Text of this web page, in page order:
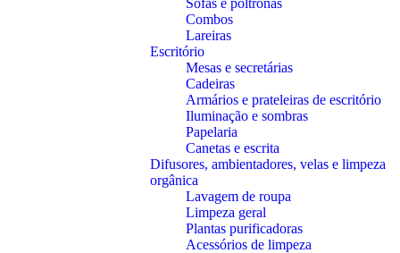
Sofás e poltronas
Combos
Lareiras
Escritório
Mesas e secretárias
Cadeiras
Armários e prateleiras de escritório
Iluminação e sombras
Papelaria
Canetas e escrita
Difusores, ambientadores, velas e limpeza
orgânica
Lavagem de roupa
Limpeza geral
Plantas purificadoras
Acessórios de limpeza